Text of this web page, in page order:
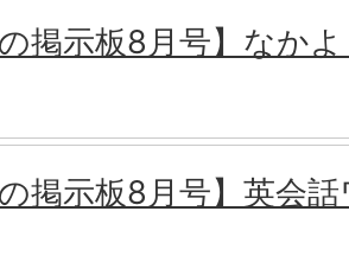
の掲示板8月号】なか
の掲示板8月号】英会